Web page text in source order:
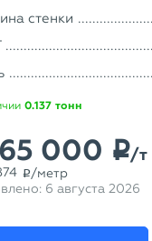
стенки
0.137 тонн
000 p/т
p /метр
6 августа 2026